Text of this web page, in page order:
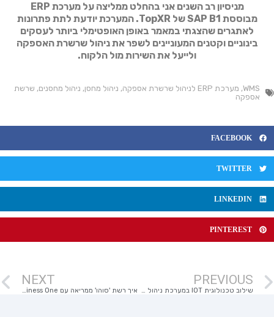
מניסיון רב השנים אני בהחלט ממליצה על מערכת ERP
מבוססת SAP B1 של TopXR.
המערכת יודעתלתת פתרונות
לאתגרים שהצגתי במאמר באופן האופטימלי ביותר לעסקים
בינוניים וקטנים המעוניינים לשפר את ניהול שרשרת האספקה
ולייעל את השירות מול הלקוח.
WMS
,מערכת ERP לניהול שרשרת אספקה ,ניהול מחסן,ניהול מחסנים,שרשת
אספקה
FACEBOOK
TWITTER
LINKEDIN
PINTEREST
PREVIOUS
שילוב טכנולוגית IOT במערכת ניהול המחסן WMS RELS הפחיתה את עלויות הייבוא ​​ב-20%.
NEXT
איך רשת 'סוהו' ממריאה עם SAP Business One: סיפור הצלחה של ניהול חכם וצמיחה גלובלית